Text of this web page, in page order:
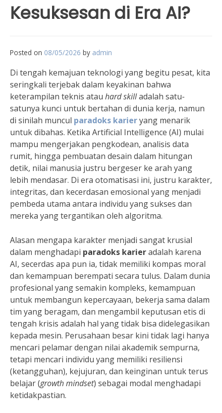
Kesuksesan di Era AI?
Posted on 08/05/2026 by admin
Di tengah kemajuan teknologi yang begitu pesat, kita
seringkali terjebak dalam keyakinan bahwa
keterampilan teknis atau hard skilladalah satu-
satunya kunci untuk bertahan di dunia kerja, namun
di sinilah muncul paradoks karieryang menarik
untuk dibahas. Ketika Artificial Intelligence (AI) mulai
mampu mengerjakan pengkodean, analisis data
rumit, hingga pembuatan desain dalam hitungan
detik, nilai manusia justru bergeser ke arah yang
lebih mendasar. Di era otomatisasi ini, justru karakter,
integritas, dan kecerdasan emosional yang menjadi
pembeda utama antara individu yang sukses dan
mereka yang tergantikan oleh algoritma.
Alasan mengapa karakter menjadi sangat krusial
dalam menghadapi paradoks karieradalah karena
AI, secerdas apa pun ia, tidak memiliki kompas moral
dan kemampuan berempati secara tulus. Dalam dunia
profesional yang semakin kompleks, kemampuan
untuk membangun kepercayaan, bekerja sama dalam
tim yang beragam, dan mengambil keputusan etis di
tengah krisis adalah hal yang tidak bisa didelegasikan
kepada mesin. Perusahaan besar kini tidak lagi hanya
mencari pelamar dengan nilai akademik sempurna,
tetapi mencari individu yang memiliki resiliensi
(ketangguhan), kejujuran, dan keinginan untuk terus
belajar (growth mindset) sebagai modal menghadapi
ketidakpastian.